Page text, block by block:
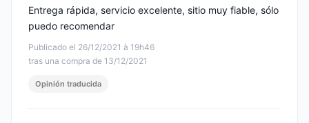
Publicado el 26/12/2021 à 19h46
tras una compra de 13/12/2021
Entrega rápida, servicio excelente, sitio muy fiable, sólo
puedo recomendar
Opinión traducida